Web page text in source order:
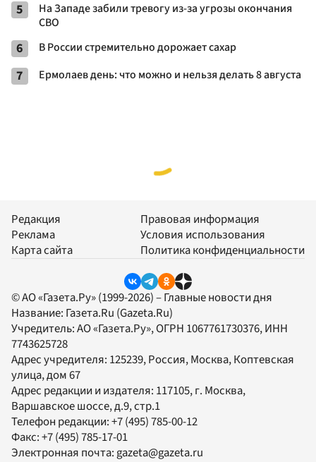
5
На Западе забили тревогу из-за угрозы окончания
СВО
6 В России стремительно дорожает сахар
7 Ермолаев день: что можно и нельзя делать 8 августа
Редакция
Реклама
Карта сайта
Правовая информация
Условия использования
Политика конфиденциальности
© АО «Газета.Ру» (1999-2026) – Главные новости дня
Название: Газета.Ru (Gazeta.Ru)
Учредитель:АО «Газета.Ру», ОГРН 1067761730376, ИНН
7743625728
Адрес учредителя: 125239, Россия, Москва, Коптевская
улица, дом 67
Адрес редакции и издателя: 117105, г. Москва,
Варшавское шоссе, д.9, стр.1
Телефон редакции:+7 (495) 785-00-12
Факс:+7 (495) 785-17-01
Электронная почта: gazeta@gazeta.ru